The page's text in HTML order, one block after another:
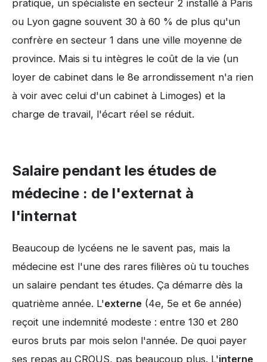
pratique, un spécialiste en secteur 2 installé à Paris
ou Lyon gagne souvent 30 à 60 % de plus qu'un
confrère en secteur 1 dans une ville moyenne de
province. Mais si tu intègres le coût de la vie (un
loyer de cabinet dans le 8e arrondissement n'a rien
à voir avec celui d'un cabinet à Limoges) et la
charge de travail, l'écart réel se réduit.
Salaire pendant les études de
médecine : de l'externat à
l'internat
Beaucoup de lycéens ne le savent pas, mais la
médecine est l'une des rares filières où tu touches
un salaire pendant tes études. Ça démarre dès la
quatrième année. L'externe (4e, 5e et 6e année)
reçoit une indemnité modeste : entre 130 et 280
euros bruts par mois selon l'année. De quoi payer
ses repas au CROUS, pas beaucoup plus. L'interne